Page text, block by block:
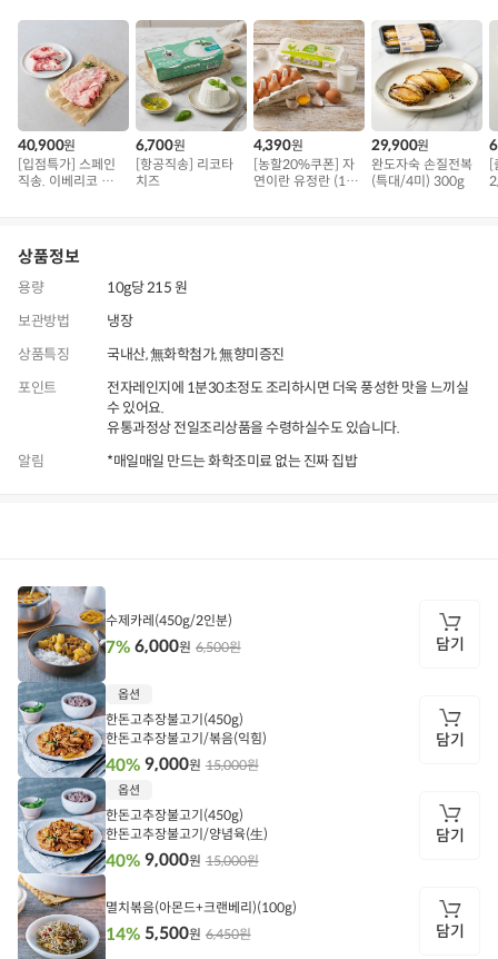
40,900원
[입점특가] 스페인
직송. 이베리코 삼
6,700원
[항공직송] 리코타
치즈
4,390원
[농할20%쿠폰] 자
연이란 유정란 (10
29,900원
완도자숙 손질전복
(특대/4미) 300g
[
상품정보
용량
10g당 215 원
보관방법
냉장
상품특징
국내산, 無화학첨가, 無향미증진
포인트
전자레인지에 1분30초정도 조리하시면 더욱 풍성한 맛을 느끼실
수 있어요.
유통과정상 전일조리상품을 수령하실수도 있습니다.
알림
*매일매일 만드는 화학조미료 없는 진짜 집밥
상
품
정
보
담
기
수제카레(450g/2인분)
6,500원
7% 6,000원 담기
담
기
옵션
한돈고추장불고기(450g)
한돈고추장불고기/볶음(익힘)
15,000원
40% 9,000원
담기
담
기
옵션
한돈고추장불고기(450g)
한돈고추장불고기/양념육(生)
15,000원
40% 9,000원
담기
멸치볶음(아몬드+크랜베리)(100g)
6,450원
14% 5,500원 담기